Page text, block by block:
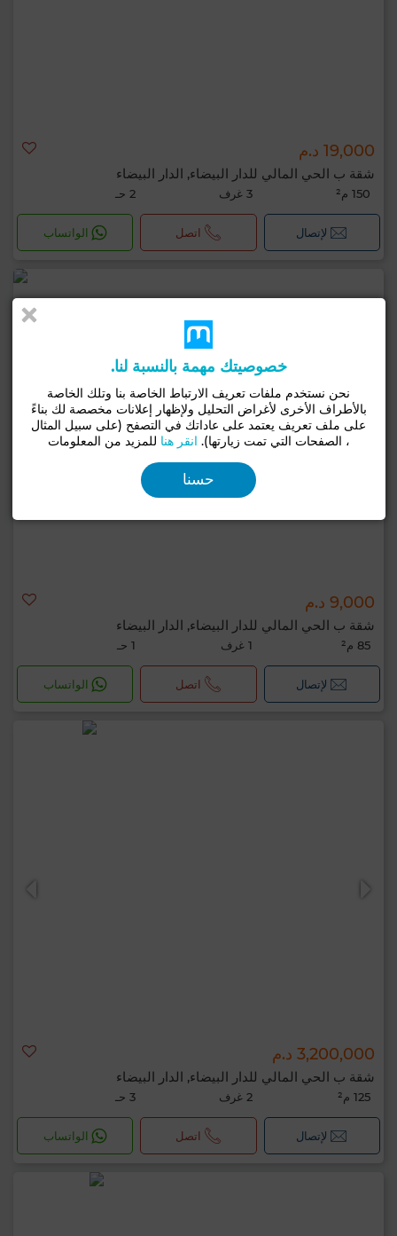
19,000 د.م
شقة ب الحي المالي للدار البيضاء, الدار البيضاء
150 م² 3 غرف 2 حـ
لإتصال اتصل الواتساب
9,000 د.م
شقة ب الحي المالي للدار البيضاء, الدار البيضاء
85 م² 1 غرف 1 حـ
لإتصال اتصل الواتساب
3,200,000 د.م
شقة ب الحي المالي للدار البيضاء, الدار البيضاء
125 م² 2 غرف 3 حـ
لإتصال اتصل الواتساب
خصوصيتك مهمة بالنسبة لنا.
نحن نستخدم ملفات تعريف الارتباط الخاصة بنا وتلك الخاصة
بالأطراف الأخرى لأغراض التحليل ولإظهار إعلانات مخصصة لك بناءً
على ملف تعريف يعتمد على عاداتك في التصفح (على سبيل المثال
، الصفحات التي تمت زيارتها). انقر هنا للمزيد من المعلومات
حسنا